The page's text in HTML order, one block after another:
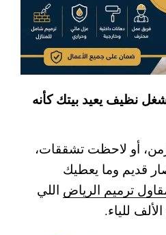
نظيف يعيد بيتك كأنه
أو لاحظت تشققات،
قديم وما يعطيك
ترميم الرياض اللي
للياء.